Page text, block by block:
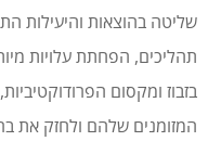
שליטה בהוצאות והיעילות
תהליכים, הפחתת עלויות
בזבוז ומקסום
המזומנים שלהם ולחזק את